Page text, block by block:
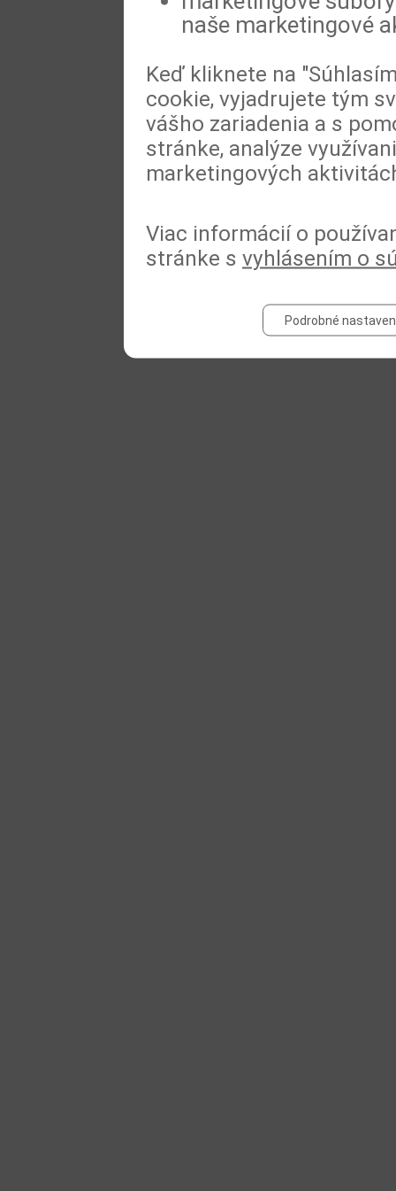
naše marketingové
Keď kliknete na
cookie, vyjadrujete tým
vášho zariadenia a s
stránke, analýze
marketingových
Viac informácií o
stránke s vyhlásením o
Podrobné